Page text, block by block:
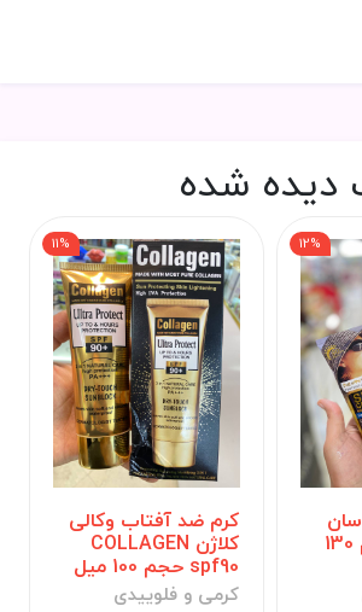
دیده شده
کرم وکالی حجم 130
12%
کرم ضد آفتاب وکالی
کلاژن COLLAGEN
spf90 حجم 100 میل
کرمی و فلوییدی
11%